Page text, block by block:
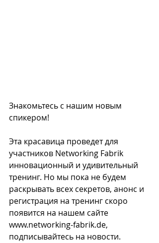
Знакомьтесь с нашим новым
спикером! ⠀
Эта красавица проведет для
участников Networking Fabrik
инновационный и удивительный
тренинг. Но мы пока не будем
раскрывать всех секретов, анонс и
регистрация на тренинг скоро
появится на нашем сайте
www.networking-fabrik.de,
подписывайтесь на новости.⠀